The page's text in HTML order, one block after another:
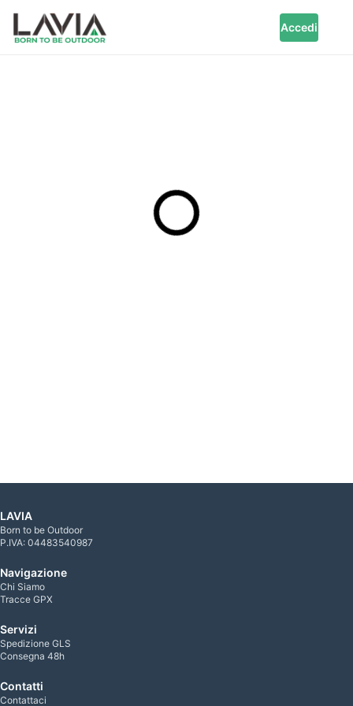
Accedi
LAVIA
Born to be Outdoor
P.IVA: 04483540987
Navigazione
Chi Siamo
Tracce GPX
Servizi
Spedizione GLS
Consegna 48h
Contatti
Contattaci